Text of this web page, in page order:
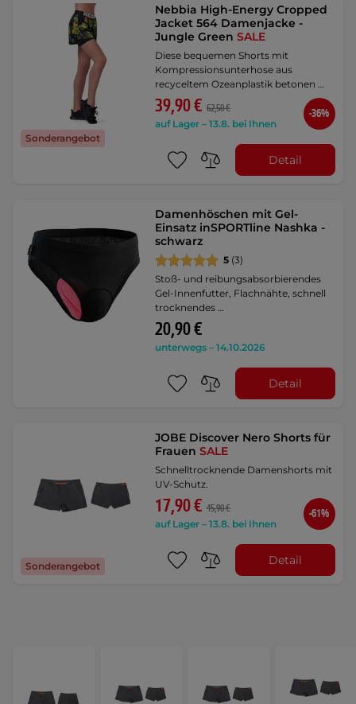
Sonderangebot
Nebbia High-Energy Cropped
Jacket 564 Damenjacke -
Jungle GreenSALE
Diese bequemen Shorts mit
Kompressionsunterhose aus
recyceltem Ozeanplastik betonen …
39,90 € 62,50 €
auf Lager – 13.8. bei Ihnen
-36%
Detail
Damenhöschen mit Gel-
Einsatz inSPORTline Nashka -
schwarz
5 (3)
Stoß- und reibungsabsorbierendes
Gel-Innenfutter, Flachnähte, schnell
trocknendes …
20,90 €
unterwegs – 14.10.2026
Detail
Sonderangebot
JOBE Discover Nero Shorts für
FrauenSALE
Schnelltrocknende Damenshorts mit
UV-Schutz.
17,90 € 45,90 €
auf Lager – 13.8. bei Ihnen
-61%
Detail